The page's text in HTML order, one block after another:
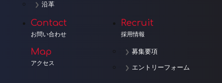
沿革
Contact
お問い合わせ
Map
アクセス
Recruit
採用情報
募集要項
エントリーフォーム